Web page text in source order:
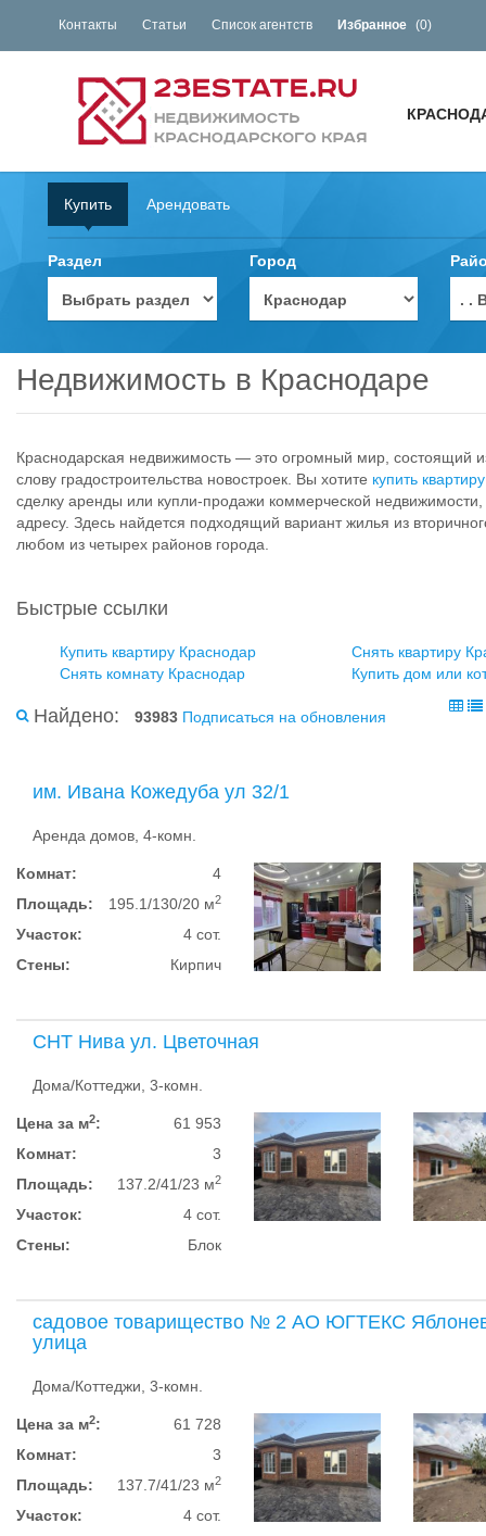
Контакты Статьи Список агентств Избранное (0)
Купить Арендовать
Раздел Город
. .
Недвижимость в Краснодаре
Краснодарская недвижимость — это огромный мир, состоящий
слову градостроительства новостроек. Вы хотите купить
сделку аренды или купли-продажи коммерческой
адресу. Здесь найдется подходящий вариант жилья из
любом из четырех районов города.
Быстрые ссылки
Купить квартиру Краснодар
Снять квартиру
Снять комнату Краснодар
Купить дом или
Найдено: 93983 Подписаться на обновления
им. Ивана Кожедуба ул 32/1
Аренда домов, 4-комн.
Комнат:
4
Площадь:
195.1/130/20 м2
Участок:
4 сот.
Стены:
Кирпич
СНТ Нива ул. Цветочная
Дома/Коттеджи, 3-комн.
Цена за м2:
61 953
Комнат:
3
Площадь:
137.2/41/23 м2
Участок:
4 сот.
Стены:
Блок
садовое товарищество № 2 АО ЮГТЕКС
улица
Дома/Коттеджи, 3-комн.
Цена за м2:
61 728
Комнат:
3
Площадь:
137.7/41/23 м2
Участок:
4 сот.